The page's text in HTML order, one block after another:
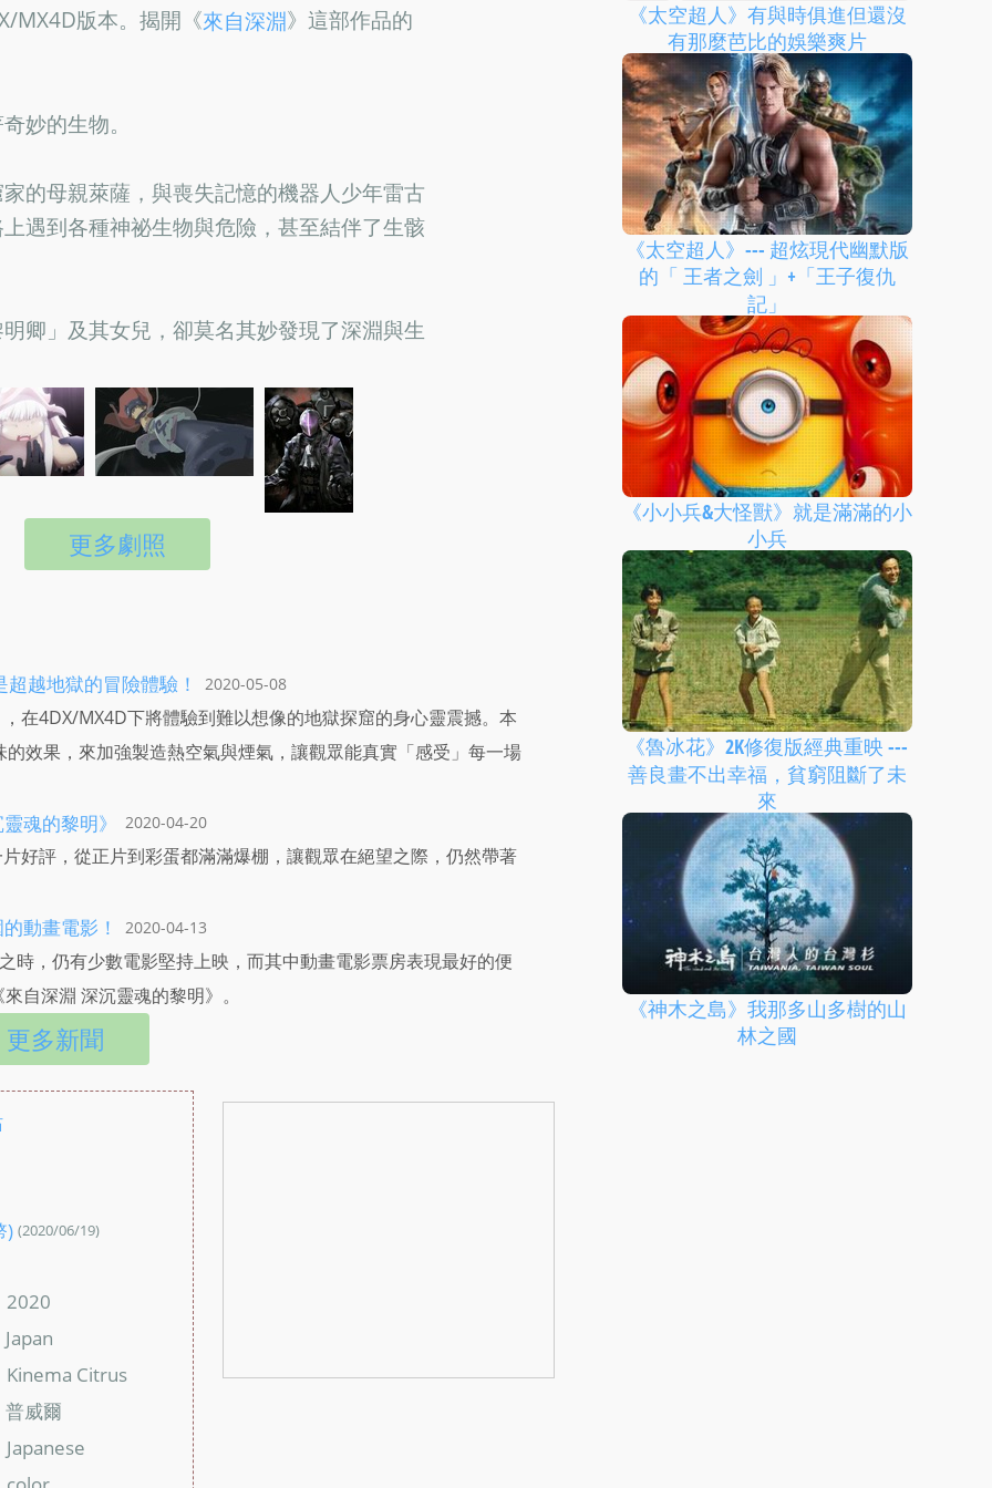
MX4D版本。揭開《來自深淵》這部作品的
妙的生物。
的母親萊薩，與喪失記憶的機器人少年雷古
遇到各種神祕生物與危險，甚至結伴了生骸
卿」及其女兒，卻莫名其妙發現了深淵與生
更多劇照
越地獄的冒險體驗！ 2020-05-08
在4DX/MX4D下將體驗到難以想像的地獄探窟的身心靈震撼。本
效果，來加強製造熱空氣與煙氣，讓觀眾能真實「感受」每一場
魂的黎明》 2020-04-20
好評，從正片到彩蛋都滿滿爆棚，讓觀眾在絕望之際，仍然帶著
動畫電影！ 2020-04-13
時，仍有少數電影堅持上映，而其中動畫電影票房表現最好的便
自深淵 深沉靈魂的黎明》。
更多新聞
) (2020/06/19)
2020
Japan
Kinema Citrus
普威爾
Japanese
《太空超人》有與時俱進但還沒
有那麼芭比的娛樂爽片
《太空超人》--- 超炫現代幽默版
的「 王者之劍 」+「王子復仇
記」
《小小兵&大怪獸》就是滿滿的小
小兵
《魯冰花》2K修復版經典重映 ---
善良畫不出幸福，貧窮阻斷了未
來
《神木之島》我那多山多樹的山
林之國